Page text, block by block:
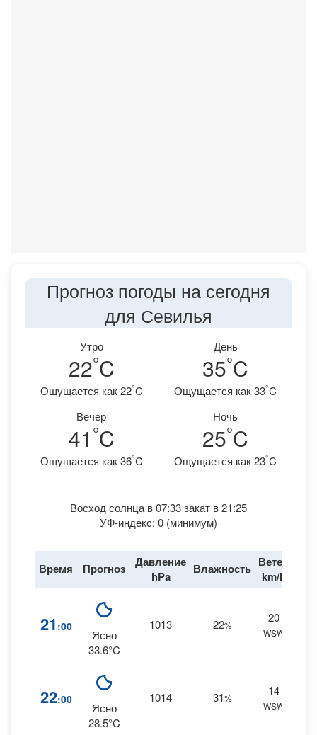
Прогноз погоды на сегодня
для Севилья
Утро
22°C
Ощущается как 22°C
День
35°C
Ощущается как 33°C
Вечер
41 °C
Ощущается как 36°C
Ночь
25°C
Ощущается как 23°C
Восход солнца в 07:33 закат в 21:25
УФ-индекс: 0 (минимум)
Время Прогноз
Давление
hPa
Влажность Ветер
km/h
21 :00
Ясно
33.6°C
1013 22%
20
WSW
22:00
Ясно
28.5°C
1014 31%
14
WSW